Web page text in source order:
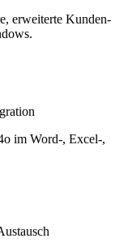
erweiterte Kunden-
im Word-, Excel-,